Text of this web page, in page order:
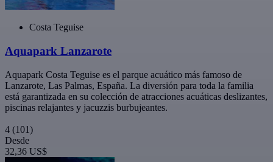
Costa Teguise
Aquapark Lanzarote
Aquapark Costa Teguise es el parque acuático más famoso de
Lanzarote, Las Palmas, España. La diversión para toda la familia
está garantizada en su colección de atracciones acuáticas deslizantes,
piscinas relajantes y jacuzzis burbujeantes.
4 (101)
Desde
32,36 US$